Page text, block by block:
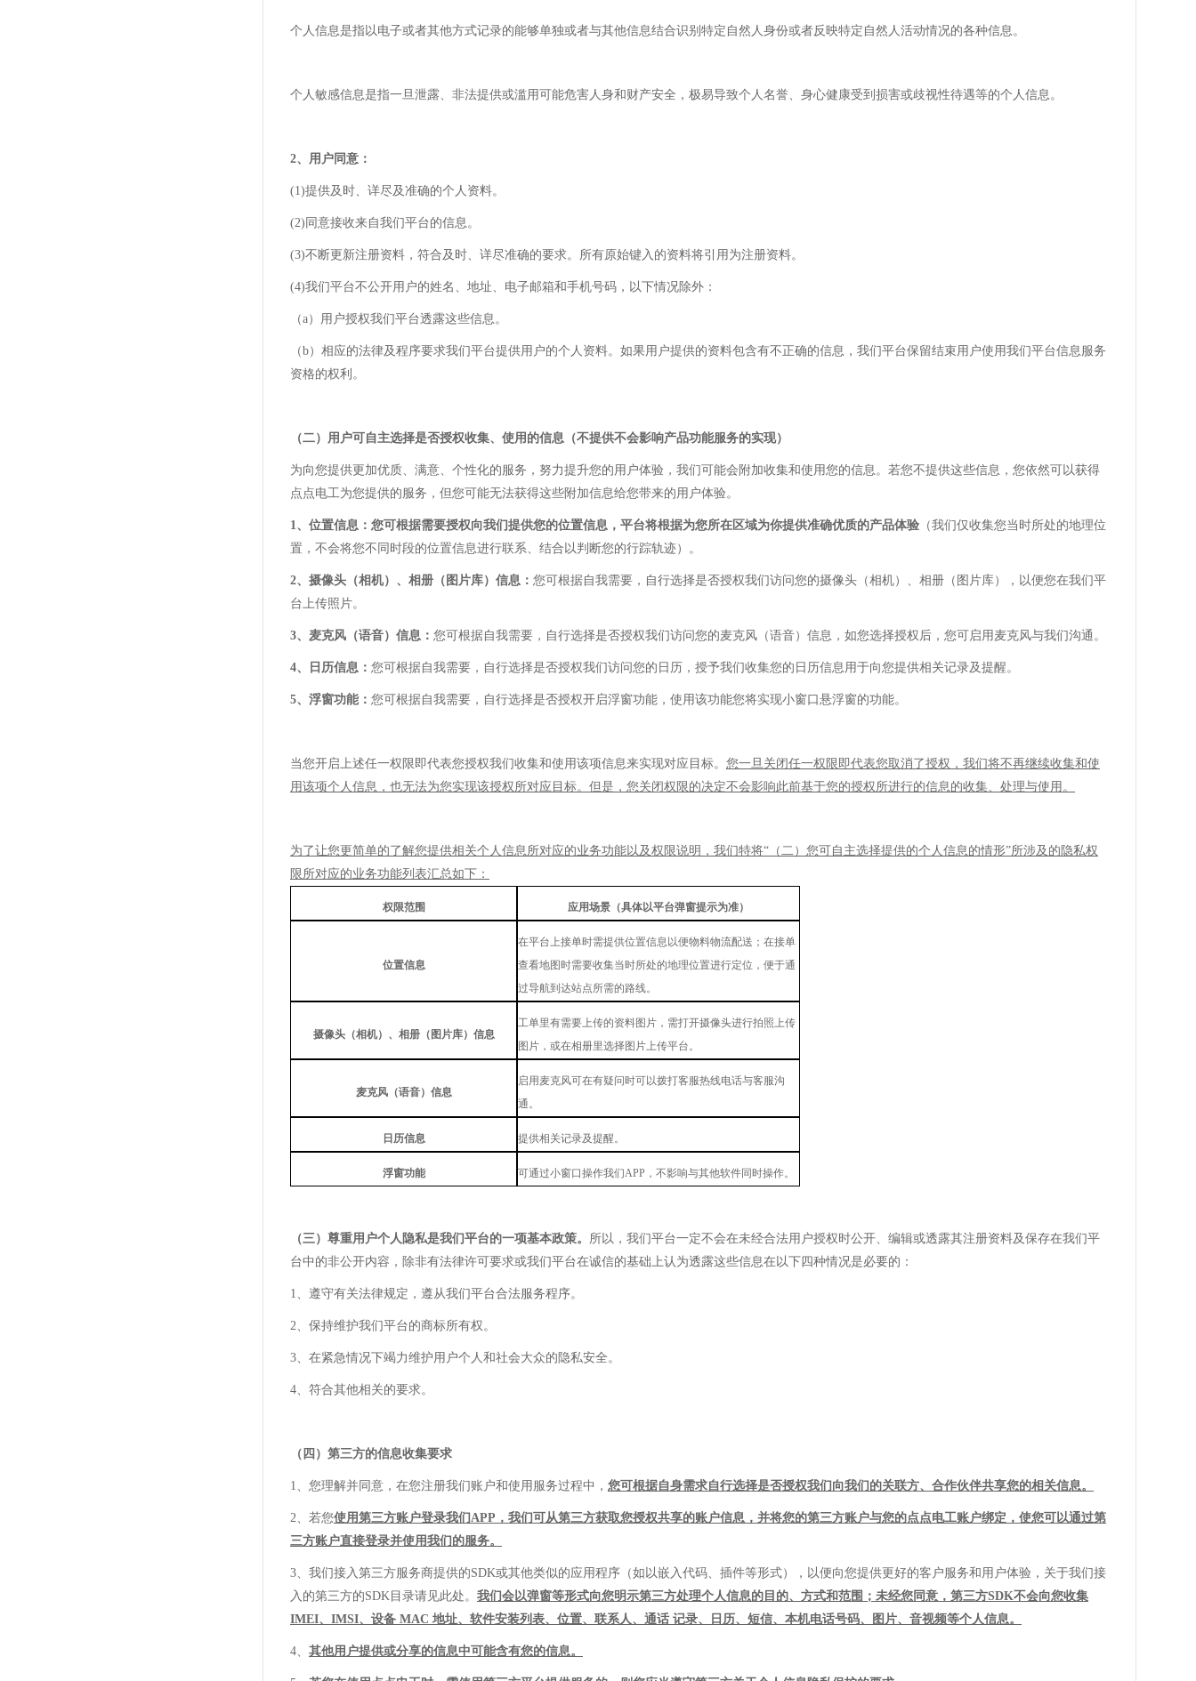
个人信息是指以电子或者其他方式记录的能够单独或者与其他信息结合识别特定自然人身份或者反映特定自然人活动情况的各种信息。
个人敏感信息是指一旦泄露、非法提供或滥用可能危害人身和财产安全，极易导致个人名誉、身心健康受到损害或歧视性待遇等的个人信息。
2、 用户同意：
(1)提供及时、详尽及准确的个人资料。
(2)同意接收来自我们平台的信息。
(3)不断更新注册资料，符合及时、详尽准确的要求。所有原始键入的资料将引用为注册资料。
(4)我们平台不公开用户的姓名、地址、电子邮箱和手机号码，以下情况除外：
（a）用户授权我们平台透露这些信息。
（b）相应的法律及程序要求我们平台提供用户的个人资料。如果用户提供的资料包含有不正确的信息，我们平台保留结束用户使用我们平台信息服务
资格的权利。
（二）用户可自主选择是否授权收集、使用的信息（不提供不会影响产品功能服务的实现）
为向您提供更加优质、满意、个性化的服务，努力提升您的用户体验，我们可能会附加收集和使用您的信息。若您不提供这些信息，您依然可以获得
点点电工为您提供的服务，但您可能无法获得这些附加信息给您带来的用户体验。
1、位置信息：您可根据需要授权向我们提供您的位置信息，平台将根据为您所在区域为你提供准确优质的产品体验 （我们仅收集您当时所处的地理位
置，不会将您不同时段的位置信息进行联系、结合以判断您的行踪轨迹）。
2、 摄像头（相机）、相册（图片库）信息： 您可根据自我需要，自行选择是否授权我们访问您的摄像头（相机）、相册（图片库），以便您在我们平
台上传照片。
3、麦克风（语音）信息： 您可根据自我需要，自行选择是否授权我们访问您的麦克风（语音）信息，如您选择授权后，您可启用麦克风与我们沟通。
4、日历信息： 您可根据自我需要，自行选择是否授权我们访问您的日历，授予我们收集您的日历信息用于向您提供相关记录及提醒。
5、浮窗功能： 您可根据自我需要，自行选择是否授权开启浮窗功能，使用该功能您将实现小窗口悬浮窗的功能。
当您开启上述任一权限即代表您授权我们收集和使用该项信息来实现对应目标。 您一旦关闭任一权限即代表您取消了授权，我们将不再继续收集和使
用该项个人信息，也无法为您实现该授权所对应目标。但是，您关闭权限的决定不会影响此前基于您的授权所进行的信息的收集、处理与使用。
为了让您更简单的了解您提供相关个人信息所对应的业务功能以及权限说明，我们特将“（二）您可自主选择提供的个人信息的情形”所涉及的隐私权
限所对应的业务功能列表汇总如下：
权限范围 应用场景（具体以平台弹窗提示为准）
位置信息
在平台上接单时需提供位置信息以便物料物流配送；在接单
查看地图时需要收集当时所处的地理位置进行定位，便于通
过导航到达站点所需的路线。
摄像头（相机）、相册（图片库）信息
工单里有需要上传的资料图片，需打开摄像头进行拍照上传
图片，或在相册里选择图片上传平台。
麦克风（语音）信息
启用麦克风可在有疑问时可以拨打客服热线电话与客服沟
通。
日历信息 提供相关记录及提醒。
浮窗功能 可通过小窗口操作我们APP，不影响与其他软件同时操作。
（三） 尊重用户个人隐私是我们平台的一项基本政策。 所以，我们平台一定不会在未经合法用户授权时公开、编辑或透露其注册资料及保存在我们平
台中的非公开内容，除非有法律许可要求或我们平台在诚信的基础上认为透露这些信息在以下四种情况是必要的：
1、遵守有关法律规定，遵从我们平台合法服务程序。
2、保持维护我们平台的商标所有权。
3、在紧急情况下竭力维护用户个人和社会大众的隐私安全。
4、符合其他相关的要求。
（ 四 ） 第三方的信息收集要求
1、您理解并同意，在您注册我们账户和使用服务过程中， 您可根据自身需求自行选择是否授权我们 向我们 的关联方、合作伙伴共享您的相关信息。
2、若您使用第三方账户登录我们APP ，我们可从第三方获取您授权共享的账户信息，并将您的第三方账户与您的点点电工账户绑定，使您可以通过第
三方账户直接登录并使用我们的服务。
3、我们接入第三方服务商提供的SDK或其他类似的应用程序（如以嵌入代码、插件等形式），以便向您提供更好的客户服务和用户体验，关于我们接
入的第三方的SDK目录请见此处。 我们会以弹窗等形式向您明示第三方处理个人信息的目的、方式和范围；未经您同意，第三方SDK不会向您收集
IMEI、IMSI、设备 MAC 地址、软件安装列表、位置、联系人、通话 记录、日历、短信、本机电话号码、图片、音视频等个人信息。
4、 其他用户提供或分享的信息中可能含有您的信息。